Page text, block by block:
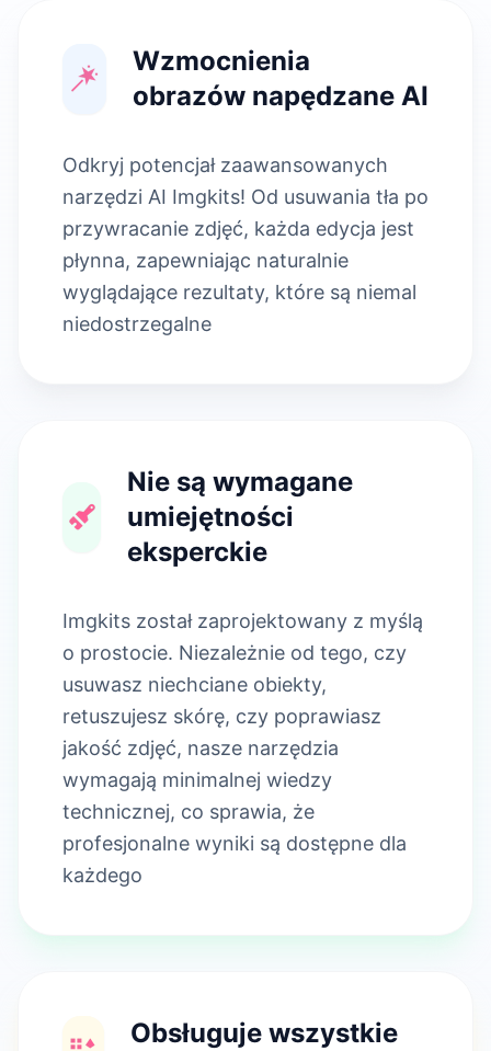
Wzmocnienia
obrazów napędzane AI
Odkryj potencjał zaawansowanych
narzędzi AI Imgkits! Od usuwania tła po
przywracanie zdjęć, każda edycja jest
płynna, zapewniając naturalnie
wyglądające rezultaty, które są niemal
niedostrzegalne
Nie są wymagane
umiejętności
eksperckie
Imgkits został zaprojektowany z myślą
o prostocie. Niezależnie od tego, czy
usuwasz niechciane obiekty,
retuszujesz skórę, czy poprawiasz
jakość zdjęć, nasze narzędzia
wymagają minimalnej wiedzy
technicznej, co sprawia, że
profesjonalne wyniki są dostępne dla
każdego
Obsługuje wszystkie